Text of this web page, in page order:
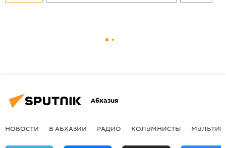
Абхазия
НОВОСТИ В АБХАЗИИ РАДИО КОЛУМНИСТЫ